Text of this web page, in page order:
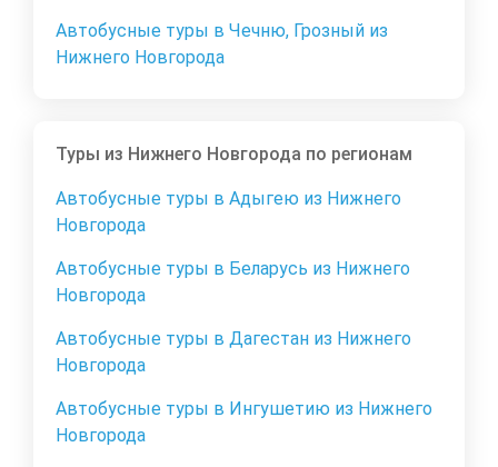
Автобусные туры в Чечню, Грозный из
Нижнего Новгорода
Туры из Нижнего Новгорода по регионам
Автобусные туры в Адыгею из Нижнего
Новгорода
Автобусные туры в Беларусь из Нижнего
Новгорода
Автобусные туры в Дагестан из Нижнего
Новгорода
Автобусные туры в Ингушетию из Нижнего
Новгорода